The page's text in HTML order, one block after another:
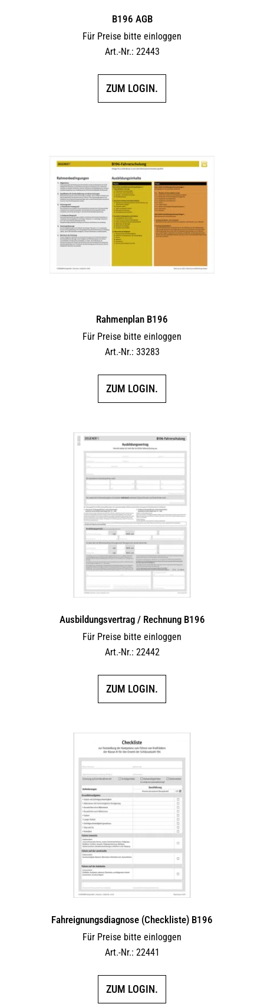
B196 AGB
Für Preise bitte einloggen
Art.-Nr.: 22443
ZUM LOGIN.
Rahmenplan B196
Für Preise bitte einloggen
Art.-Nr.: 33283
ZUM LOGIN.
Ausbildungsvertrag / Rechnung B196
Für Preise bitte einloggen
Art.-Nr.: 22442
ZUM LOGIN.
Fahreignungsdiagnose (Checkliste) B196
Für Preise bitte einloggen
Art.-Nr.: 22441
ZUM LOGIN.